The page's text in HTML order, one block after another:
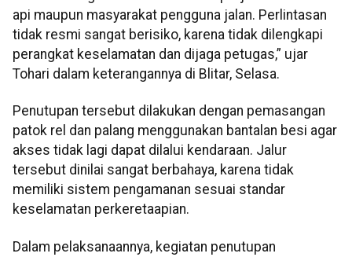
api maupun masyarakat pengguna jalan. Perlintasan
tidak resmi sangat berisiko, karena tidak dilengkapi
perangkat keselamatan dan dijaga petugas,” ujar
Tohari dalam keterangannya di Blitar, Selasa.
Penutupan tersebut dilakukan dengan pemasangan
patok rel dan palang menggunakan bantalan besi agar
akses tidak lagi dapat dilalui kendaraan. Jalur
tersebut dinilai sangat berbahaya, karena tidak
memiliki sistem pengamanan sesuai standar
keselamatan perkeretaapian.
Dalam pelaksanaannya, kegiatan penutupan